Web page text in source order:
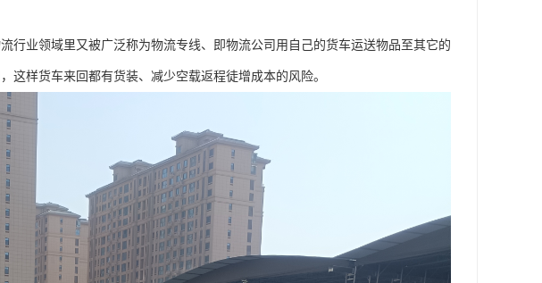
行业领域里又被广泛称为物流专线、即物流公司用自己的货车运送物品至其它的
这样货车来回都有货装、减少空载返程徒增成本的风险。